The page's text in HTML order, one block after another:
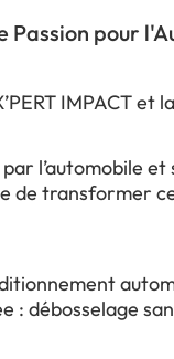
Passion pour
IMPACT et
l’automobile
de transformer
: débosselage